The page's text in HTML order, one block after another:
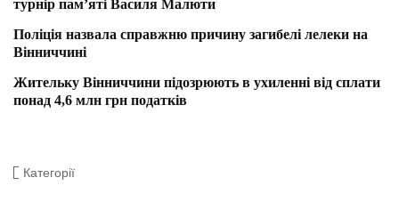
турнір пам’яті Василя Малюти
Поліція назвала справжню причину загибелі лелеки на
Вінниччині
Жительку Вінниччини підозрюють в ухиленні від сплати
понад 4,6 млн грн податків
Категорії